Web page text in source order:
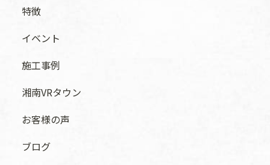
特徴
イベント
施工事例
湘南VRタウン
お客様の声
ブログ